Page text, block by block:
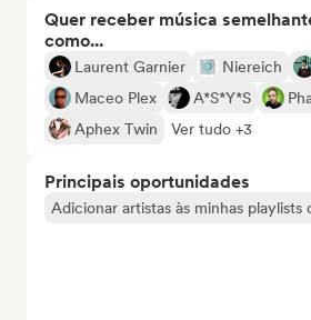
Quer receber música
como...
Laurent Garnier Niereich
Maceo Plex
A*S*Y*S
Aphex Twin
Ver tudo +3
Principais oportunidades
Adicionar artistas às minhas playlists